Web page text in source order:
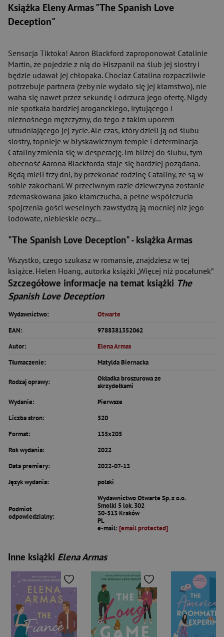
Książka Eleny Armas "The Spanish Love
Deception"
Sensacja Tiktoka! Aaron Blackford zaproponował Catalinie
Martín, że pojedzie z nią do Hiszpanii na ślub jej siostry i
będzie udawał jej chłopaka. Chociaż Catalina rozpaczliwie
potrzebuje partnera (żeby nie wydało się jej kłamstwo), nie
waha się nawet przez sekundę i odrzuca jego ofertę. Nigdy
nie spotkała bardziej aroganckiego, irytującego i
nieznośnego mężczyzny, do tego z takim uporem
utrudniającego jej życie. Ale czas, który dzieli ją od ślubu
siostry, topnieje w błyskawicznym tempie i determinacja
Cataliny zmienia się w desperację. Im bliżej do ślubu, tym
obecność Aarona Blackforda staje się bardziej pożądana.
Będą mieli trzy dni, by przekonać rodzinę Cataliny, że są w
sobie zakochani. W przeciwnym razie dziewczyna zostanie
zdemaskowana jako kłamczucha, a pełne współczucia
spojrzenia gości weselnych zawstydzą ją mocniej niż jego
lodowate, niebieskie oczy…
"The Spanish Love Deception"- książka Armas
Wszystko, czego szukasz w romansie, znajdziesz w tej
książce. Helen Hoang, autorka książki „Więcej niż pocałunek”
Szczegółowe informacje na temat książki The
Spanish Love Deception
Wydawnictwo:
Otwarte
EAN:
9788381352062
Autor:
Elena Armas
Tłumaczenie:
Matylda Biernacka
Rodzaj oprawy:
Okładka broszurowa ze
skrzydełkami
Wydanie:
Pierwsze
Liczba stron:
520
Format:
135x205
Rok wydania:
2022
Data premiery:
2022-07-13
Język wydania:
polski
Podmiot
odpowiedzialny:
Wydawnictwo Otwarte Sp. z o.o.
Smolki 5 lok. 302
30-513 Kraków
PL
e-mail: [email protected]
Inne książki Elena Armas